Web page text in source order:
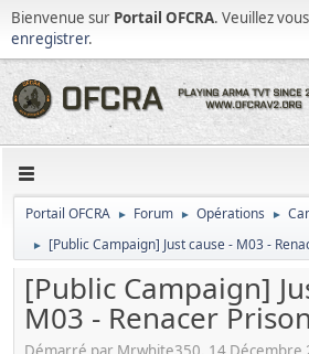
Bienvenue sur Portail OFCRA. Veuillez vous
enregistrer.
Portail OFCRA ► Forum ► Opérations ►
► [Public Campaign] Just cause - M03 -
[Public Campaign]
M03 - Renacer Prison